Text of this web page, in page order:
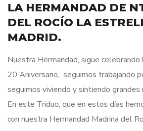
LA HERMANDAD DE
DEL ROCÍO LA
MADRID.
Nuestra Hermandad, sigue
20 Aniversario, seguimos trabajando
seguimos viviendo y sintiendo grandes
En este Triduo, que en estos días
con nuestra Hermandad Madrina del